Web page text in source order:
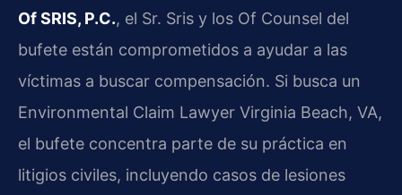
Of SRIS, P.C., el Sr. Sris y los Of Counsel del
bufete están comprometidos a ayudar a las
víctimas a buscar compensación. Si busca un
Environmental Claim Lawyer Virginia Beach, VA,
el bufete concentra parte de su práctica en
litigios civiles, incluyendo casos de lesiones